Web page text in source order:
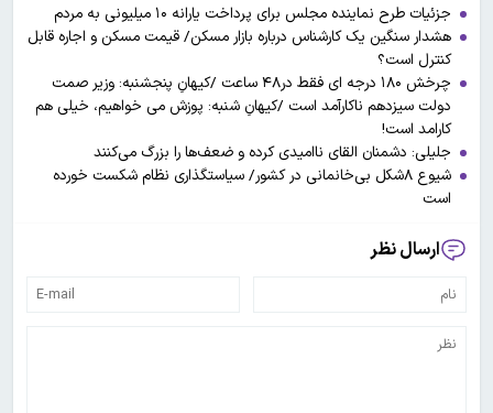
جزئیات طرح نماینده مجلس برای پرداخت یارانه ۱۰ میلیونی به مردم
هشدار سنگین یک کارشناس درباره بازار مسکن/ قیمت مسکن و اجاره قابل
کنترل است؟
چرخش ۱۸۰ درجه ای فقط در۴۸ ساعت /کیهانِ پنجشنبه: وزیر صمت
دولت سیزدهم ناکارآمد است /کیهانِ شنبه: پوزش می خواهیم، خیلی هم
کارامد است!
جلیلی: دشمنان القای ناامیدی کرده و ضعف‌ها را بزرگ می‌کنند
شیوع ۸شکل بی‌خانمانی در کشور/ سیاستگذاری نظام شکست خورده
است
ارسال نظر